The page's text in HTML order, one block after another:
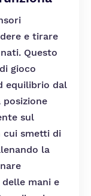
e tirare
Questo
gioco
equilibrio dal
sul
smetti di
la
mani e